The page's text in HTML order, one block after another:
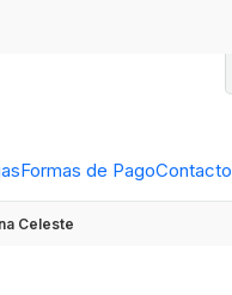
Formas de PagoContacto
Celeste